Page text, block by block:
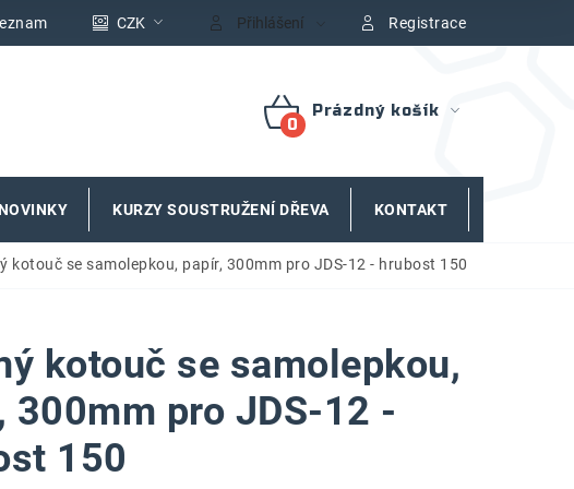
CZK Přihlášení Registrace
NÁKUPNÍ
Prázdný košík
NOVINKY KURZY SOUSTRUŽENÍ DŘEVA KONTAKT
kotouč se samolepkou, papír, 300mm pro JDS-12 - hrubost 150
kotouč se samolepkou,
300mm pro JDS-12 -
150